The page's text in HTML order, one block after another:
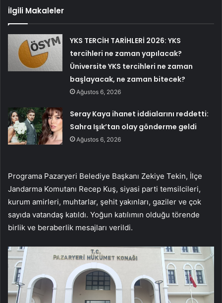
İlgili Makaleler
YKS TERCİH TARİHLERİ 2026: YKS
tercihleri ne zaman yapılacak?
Üniversite YKS tercihleri ne zaman
başlayacak, ne zaman bitecek?
Ağustos 6, 2026
Seray Kaya ihanet iddialarını reddetti:
Sahra Işık’tan olay gönderme geldi
Ağustos 6, 2026
Programa Pazaryeri Belediye Başkanı Zekiye Tekin, İlçe
Jandarma Komutanı Recep Kuş, siyasi parti temsilcileri,
kurum amirleri, muhtarlar, şehit yakınları, gaziler ve çok
sayıda vatandaş katıldı. Yoğun katılımın olduğu törende
birlik ve beraberlik mesajları verildi.